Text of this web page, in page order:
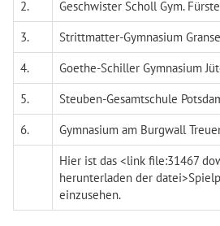
2.
Geschwister Scholl Gym.
3.
Strittmatter-Gymnasium
4.
Goethe-Schiller Gymnasium
5.
Steuben-Gesamtschule
6.
Gymnasium am Burgwall
Hier ist das <link file:31467
herunterladen der
einzusehen.